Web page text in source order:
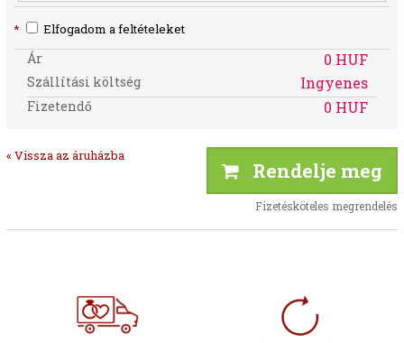
* Elfogadom a feltételeket
Ár 0 HUF
Szállítási költség Ingyenes
Fizetendő 0 HUF
« Vissza az áruházba
Rendelje meg
Fizetésköteles megrendelés